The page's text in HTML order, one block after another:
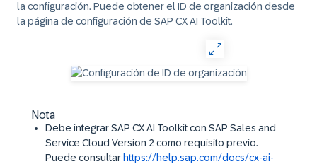
la configuración. Puede obtener el ID de organización desde
la página de configuración de SAP CX AI Toolkit.
Nota
Debe integrar SAP CX AI Toolkit con SAP Sales and
Service Cloud Version 2 como requisito previo.
Puede consultar https://help.sap.com/docs/cx-ai-